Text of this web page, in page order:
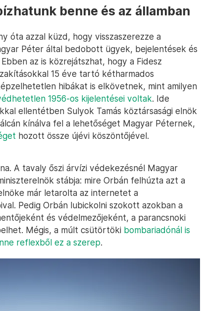
benne és az államban
óta azzal küzd, hogy visszaszerezze a
Péter által bedobott ügyek, bejelentések és
az is közrejátszhat, hogy a Fidesz
15 éve tartó kétharmados
hibákat is elkövetnek, mint amilyen
1956-os kijelentései voltak. Ide
ellentétben Sulyok Tamás köztársasági elnök
kínálva fel a lehetőséget Magyar Péternek,
hozott össze újévi köszöntőjével.
A tavaly őszi árvízi védekezésnél Magyar
stábja: mire Orbán felhúzta azt a
már letarolta az internetet a
Pedig Orbán lubickolni szokott azokban a
és védelmezőjeként, a parancsnoki
Mégis, a múlt csütörtöki bombariadónál is
reflexből ez a szerep.